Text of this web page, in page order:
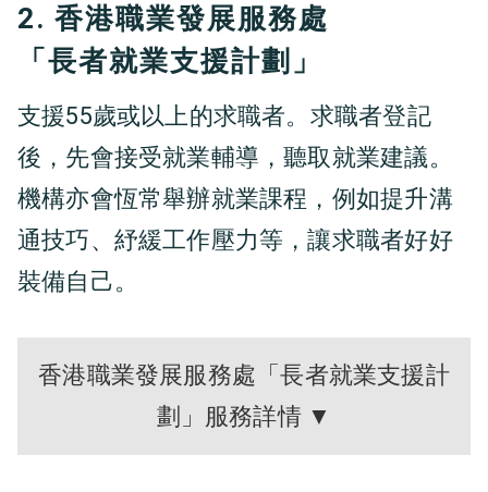
2. 香港職業發展服務處
「長者就業支援計劃」
支援55歲或以上的求職者。求職者登記
後，先會接受就業輔導，聽取就業建議。
機構亦會恆常舉辦就業課程，例如提升溝
通技巧、紓緩工作壓力等，讓求職者好好
裝備自己。
香港職業發展服務處「長者就業支援計
劃」服務詳情 ▼